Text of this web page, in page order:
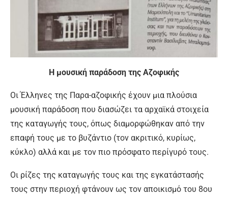
Η μουσική παράδοση της Αζοφικής
Οι Έλληνες της Παρα-αζοφικής έχουν µια πλούσια
μουσική παράδοση που διασώζει τα αρχαϊκά στοιχεία
της καταγωγής τους, όπως διαμορφώθηκαν από την
επαφή τους µε το βυζάντιο (τον ακριτικό, κυρίως,
κύκλο) αλλά και µε τον πιο πρόσφατο περίγυρό τους.
Οι ρίζες της καταγωγής τους και της εγκατάστασής
τους στην περιοχή φτάνουν ως τον αποικισμό του 8ου